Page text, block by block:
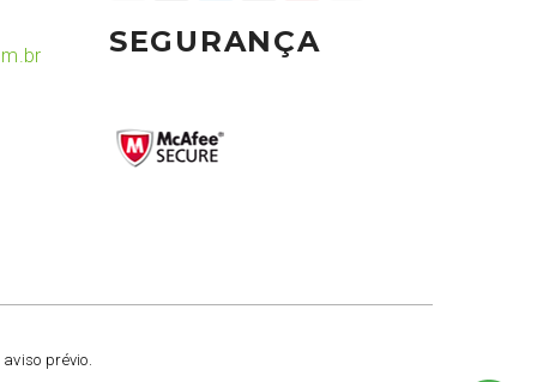
SEGURANÇA
prévio.